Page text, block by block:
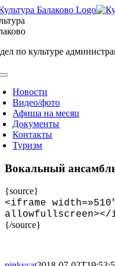
Skip
to
content
по культуре
Новости
Видео/фото
Афиша на месяц
Документы
Контакты
Туризм
Вокальный
{source}
<iframe
allowfullscreen></
{/source}